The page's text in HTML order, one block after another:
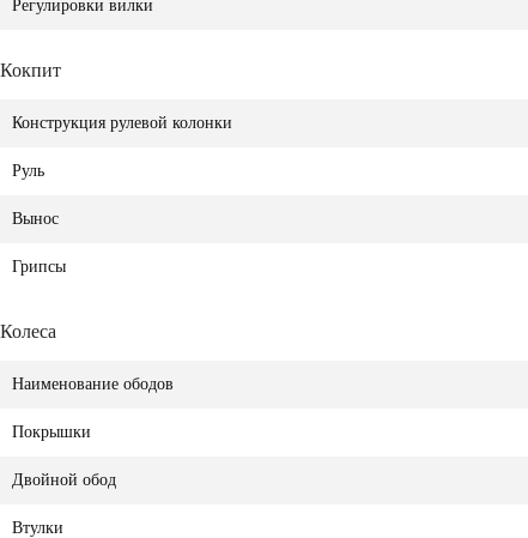
Регулировки вилки
Кокпит
Конструкция рулевой колонки
Руль
Вынос
Грипсы
Колеса
Наименование ободов
Покрышки
Двойной обод
Втулки